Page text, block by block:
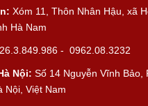
Xóm 11, Thôn Nhân Hậu, xã
Hà Nam
- 0962.08.3232
Nội: Số 14 Nguyễn Vĩnh Bảo,
Nội, Việt Nam